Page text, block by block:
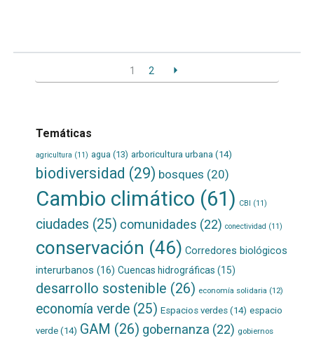
1 2
Temáticas
agricultura (11) agua (13) arboricultura urbana (14)
biodiversidad (29) bosques (20)
Cambio climático (61) CBI (11)
ciudades (25) comunidades (22) conectividad (11)
conservación (46) Corredores biológicos
interurbanos (16) Cuencas hidrográficas (15)
desarrollo sostenible (26) economía solidaria (12)
economía verde(25) Espacios verdes(14) espacio
verde(14) GAM (26) gobernanza (22) gobiernos